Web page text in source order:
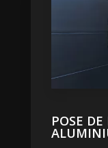
POSE